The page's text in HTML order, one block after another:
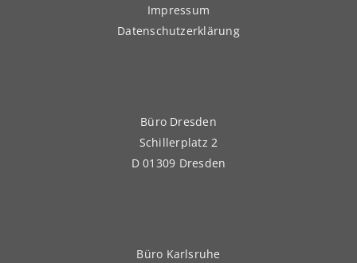
Impressum
Datenschutzerklärung
Büro Dresden
Schillerplatz 2
D 01309 Dresden
Büro Karlsruhe